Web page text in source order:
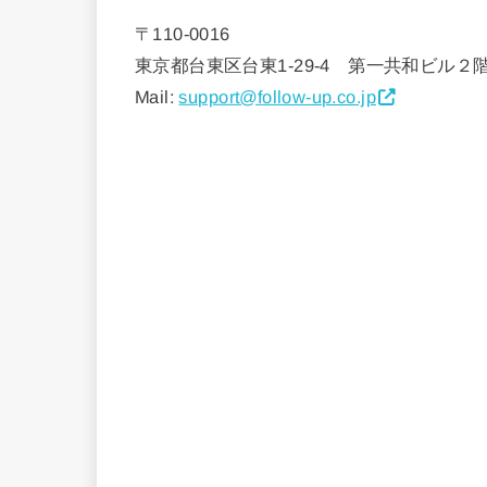
〒110-0016
東京都台東区台東1-29-4 第一共和ビル２
Mail:support@follow-up.co.jp